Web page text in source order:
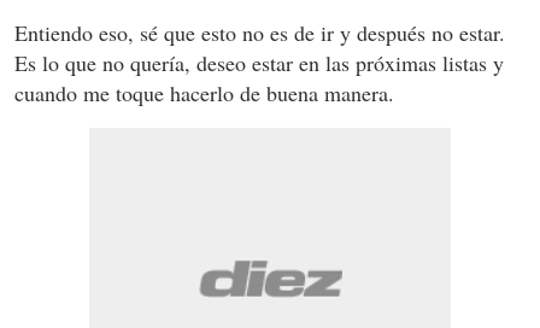
Entiendo eso, sé que esto no es de ir y después no estar.
Es lo que no quería, deseo estar en las próximas listas y
cuando me toque hacerlo de buena manera.